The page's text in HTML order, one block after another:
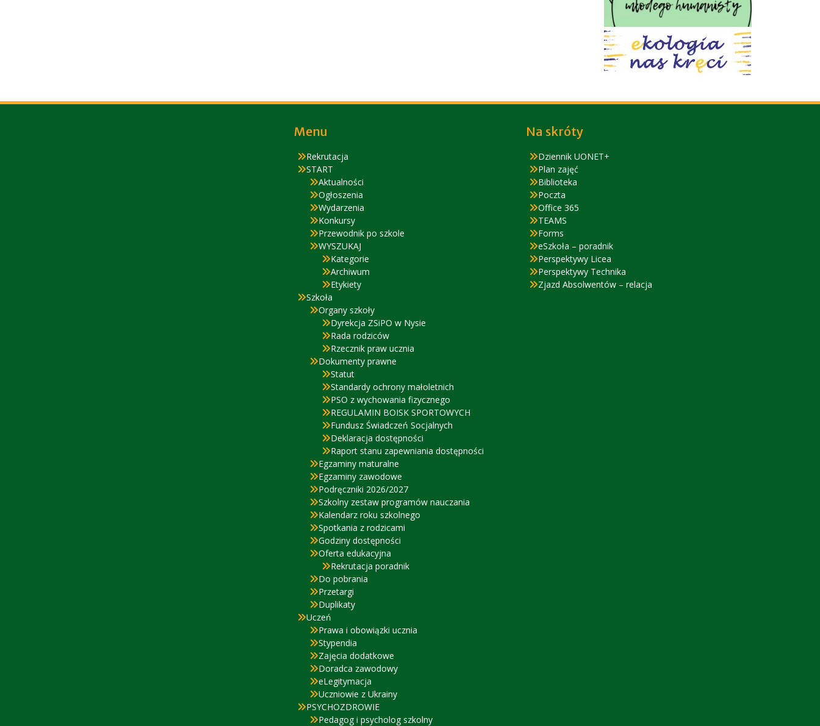
Menu
Rekrutacja
START
Aktualności
Ogłoszenia
Wydarzenia
Konkursy
Przewodnik po szkole
WYSZUKAJ
Kategorie
Archiwum
Etykiety
Szkoła
Organy szkoły
Dyrekcja ZSiPO w Nysie
Rada rodziców
Rzecznik praw ucznia
Dokumenty prawne
Statut
Standardy ochrony małoletnich
PSO z wychowania fizycznego
REGULAMIN BOISK SPORTOWYCH
Fundusz Świadczeń Socjalnych
Deklaracja dostępności
Raport stanu zapewniania dostępności
Egzaminy maturalne
Egzaminy zawodowe
Podręczniki 2026/2027
Szkolny zestaw programów nauczania
Kalendarz roku szkolnego
Spotkania z rodzicami
Godziny dostępności
Oferta edukacyjna
Rekrutacja poradnik
Do pobrania
Przetargi
Duplikaty
Uczeń
Prawa i obowiązki ucznia
Stypendia
Zajęcia dodatkowe
Doradca zawodowy
eLegitymacja
Uczniowie z Ukrainy
PSYCHOZDROWIE
Pedagog i psycholog szkolny
Na skróty
Dziennik UONET+
Plan zajęć
Biblioteka
Poczta
Office 365
TEAMS
Forms
eSzkoła – poradnik
Perspektywy Licea
Perspektywy Technika
Zjazd Absolwentów – relacja